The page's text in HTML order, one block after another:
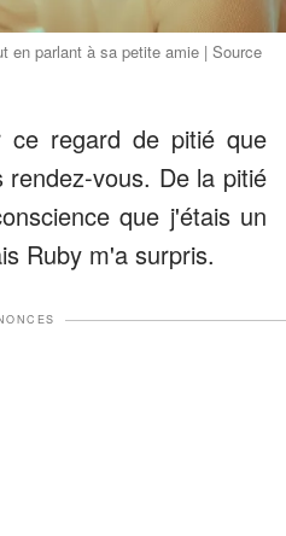
en parlant à sa petite amie | Source
ce regard de pitié que
vous. De la pitié
que j'étais un
Ruby m'a surpris.